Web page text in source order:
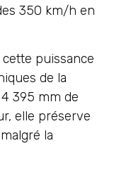
350 km/h en
puissance
de la
395 mm de
elle préserve
la